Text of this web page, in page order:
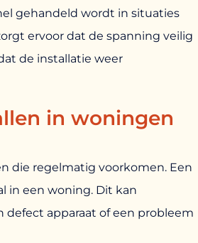
gehandeld wordt in situaties
ervoor dat de spanning veilig
de installatie weer
in woningen
die regelmatig voorkomen. Een
in een woning. Dit kan
defect apparaat of een probleem